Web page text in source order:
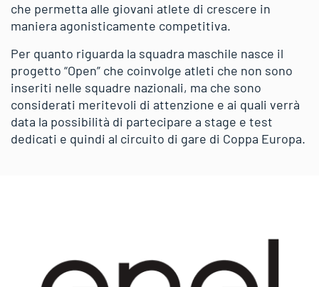
che permetta alle giovani atlete di crescere in
maniera agonisticamente competitiva.
Per quanto riguarda la squadra maschile nasce il
progetto “Open” che coinvolge atleti che non sono
inseriti nelle squadre nazionali, ma che sono
considerati meritevoli di attenzione e ai quali verrà
data la possibilità di partecipare a stage e test
dedicati e quindi al circuito di gare di Coppa Europa.